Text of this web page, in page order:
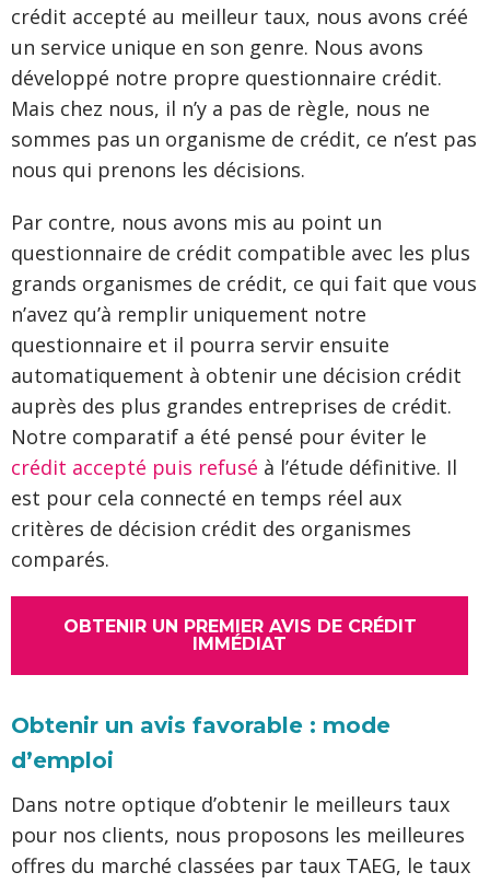
crédit accepté au meilleur taux, nous avons créé
un service unique en son genre. Nous avons
développé notre propre questionnaire crédit.
Mais chez nous, il n’y a pas de règle, nous ne
sommes pas un organisme de crédit, ce n’est pas
nous qui prenons les décisions.
Par contre, nous avons mis au point un
questionnaire de crédit compatible avec les plus
grands organismes de crédit, ce qui fait que vous
n’avez qu’à remplir uniquement notre
questionnaire et il pourra servir ensuite
automatiquement à obtenir une décision crédit
auprès des plus grandes entreprises de crédit.
Notre comparatif a été pensé pour éviter le
crédit accepté puis refusé à l’étude définitive. Il
est pour cela connecté en temps réel aux
critères de décision crédit des organismes
comparés.
OBTENIR UN PREMIER AVIS DE CRÉDIT
IMMÉDIAT
Obtenir un avis favorable : mode
d’emploi
Dans notre optique d’obtenir le meilleurs taux
pour nos clients, nous proposons les meilleures
offres du marché classées par taux TAEG, le taux